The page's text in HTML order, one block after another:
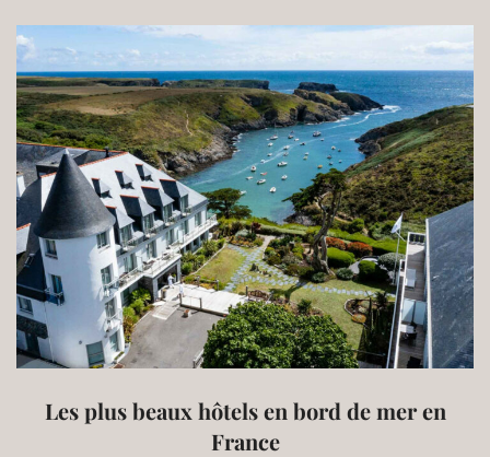
Les plus beaux hôtels en bord de mer en
France